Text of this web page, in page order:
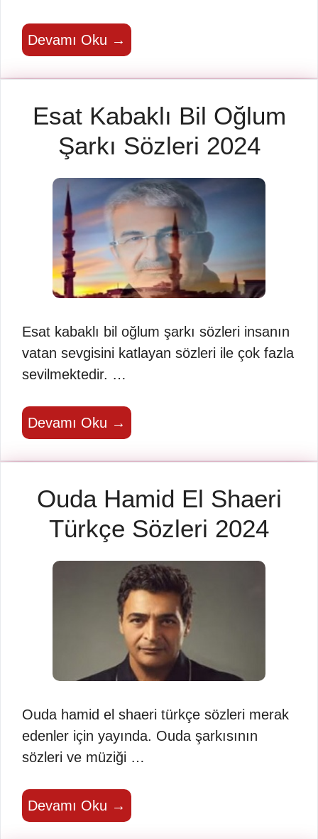
Devamı Oku →
Esat Kabaklı Bil Oğlum
Şarkı Sözleri 2024
Esat kabaklı bil oğlum şarkı sözleri insanın
vatan sevgisini katlayan sözleri ile çok fazla
sevilmektedir. …
Devamı Oku →
Ouda Hamid El Shaeri
Türkçe Sözleri 2024
Ouda hamid el shaeri türkçe sözleri merak
edenler için yayında. Ouda şarkısının
sözleri ve müziği …
Devamı Oku →